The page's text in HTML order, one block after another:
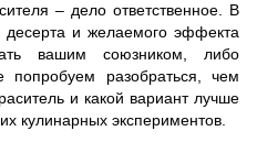
– дело ответственное. В
десерта и желаемого эффекта
вашим союзником, либо
попробуем разобраться, чем
и какой вариант лучше
кулинарных экспериментов.